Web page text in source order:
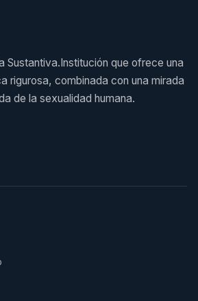
Sustantiva.Institución que ofrece una
rigurosa, combinada con una mirada
de la sexualidad humana.